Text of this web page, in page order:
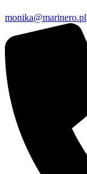
monika@marinero.pl